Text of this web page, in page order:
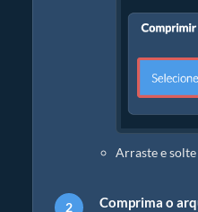
Arraste e
Comprima o